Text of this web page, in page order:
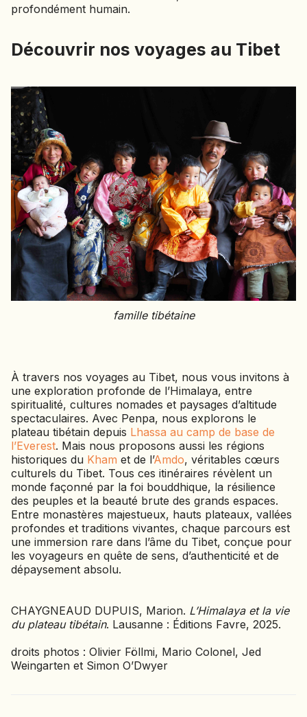
profondément humain.
Découvrir nos voyages au Tibet
famille tibétaine
À travers nos voyages au Tibet, nous vous invitons à
une exploration profonde de l’Himalaya, entre
spiritualité, cultures nomades et paysages d’altitude
spectaculaires. Avec Penpa, nous explorons le
plateau tibétain depuis Lhassa au camp de base de
l’Everest. Mais nous proposons aussi les régions
historiques du Kham et de l’Amdo, véritables cœurs
culturels du Tibet. Tous ces itinéraires révèlent un
monde façonné par la foi bouddhique, la résilience
des peuples et la beauté brute des grands espaces.
Entre monastères majestueux, hauts plateaux, vallées
profondes et traditions vivantes, chaque parcours est
une immersion rare dans l’âme du Tibet, conçue pour
les voyageurs en quête de sens, d’authenticité et de
dépaysement absolu.
CHAYGNEAUD DUPUIS, Marion. L’Himalaya et la vie
du plateau tibétain. Lausanne : Éditions Favre, 2025.
droits photos : Olivier Föllmi, Mario Colonel, Jed
Weingarten et Simon O’Dwyer